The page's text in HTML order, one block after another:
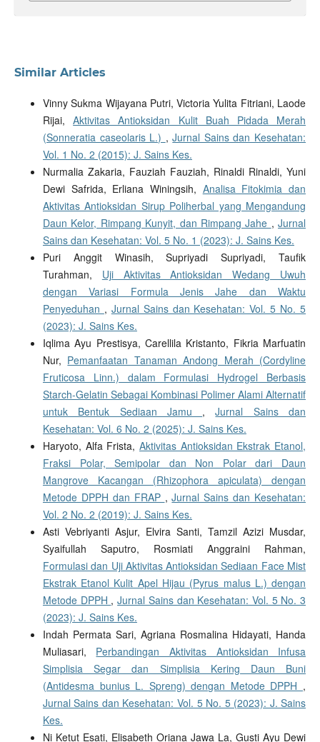
Similar Articles
Vinny Sukma Wijayana Putri, Victoria Yulita Fitriani, Laode
Rijai,Aktivitas Antioksidan Kulit Buah Pidada Merah
(Sonneratia caseolaris L.) ,Jurnal Sains dan Kesehatan:
Vol. 1 No. 2 (2015): J. Sains Kes.
Nurmalia Zakaria, Fauziah Fauziah, Rinaldi Rinaldi, Yuni
Dewi Safrida, Erliana Winingsih, Analisa Fitokimia dan
Aktivitas Antioksidan Sirup Poliherbal yang Mengandung
Daun Kelor, Rimpang Kunyit, dan Rimpang Jahe ,Jurnal
Sains dan Kesehatan: Vol. 5 No. 1 (2023): J. Sains Kes.
Puri Anggit Winasih, Supriyadi Supriyadi, Taufik
Turahman, Uji Aktivitas Antioksidan Wedang Uwuh
dengan Variasi Formula Jenis Jahe dan Waktu
Penyeduhan , Jurnal Sains dan Kesehatan: Vol. 5 No. 5
(2023): J. Sains Kes.
Iqlima Ayu Prestisya, Carellila Kristanto, Fikria Marfuatin
Nur, Pemanfaatan Tanaman Andong Merah (Cordyline
Fruticosa Linn.) dalam Formulasi Hydrogel Berbasis
Starch-Gelatin Sebagai Kombinasi Polimer Alami Alternatif
untuk Bentuk Sediaan Jamu ,Jurnal Sains dan
Kesehatan: Vol. 6 No. 2 (2025): J. Sains Kes.
Haryoto, Alfa Frista, Aktivitas Antioksidan Ekstrak Etanol,
Fraksi Polar, Semipolar dan Non Polar dari Daun
Mangrove Kacangan (Rhizophora apiculata) dengan
Metode DPPH dan FRAP ,Jurnal Sains dan Kesehatan:
Vol. 2 No. 2 (2019): J. Sains Kes.
Asti Vebriyanti Asjur, Elvira Santi, Tamzil Azizi Musdar,
Syaifullah Saputro, Rosmiati Anggraini Rahman,
Formulasi dan Uji Aktivitas Antioksidan Sediaan Face Mist
Ekstrak Etanol Kulit Apel Hijau (Pyrus malus L.) dengan
Metode DPPH ,Jurnal Sains dan Kesehatan: Vol. 5 No. 3
(2023): J. Sains Kes.
Indah Permata Sari, Agriana Rosmalina Hidayati, Handa
Muliasari, Perbandingan Aktivitas Antioksidan Infusa
Simplisia Segar dan Simplisia Kering Daun Buni
(Antidesma bunius L. Spreng) dengan Metode DPPH ,
Jurnal Sains dan Kesehatan: Vol. 5 No. 5 (2023): J. Sains
Kes.
Ni Ketut Esati, Elisabeth Oriana Jawa La, Gusti Ayu Dewi